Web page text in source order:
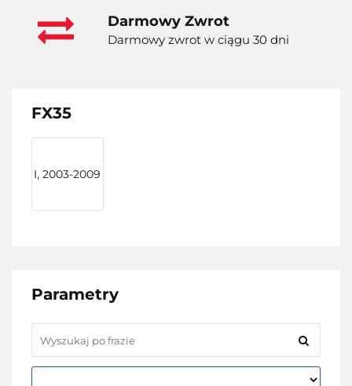
Darmowy Zwrot
Darmowy zwrot w ciągu 30 dni
FX35
I, 2003-2009
Parametry